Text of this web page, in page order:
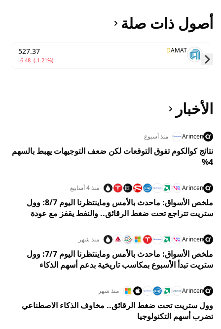
أصول ذات صلة
AMAT
D
527.37
-6.48 (-1.21%)
الأخبار
Arincen منذ أسبوع
نتائج كوالكوم تفوق التوقعات لكن ضعف التوجيهات يهبط بالسهم
4%
Arincen منذ 4 أسابيع
ملخص الأسواق: ماحدث بالأمس وماينتظرنا اليوم 8/7: وول
ستريت تتراجع تحت ضغط الرقائق.. والنفط يقفز مع عودة
Arincen منذ شهر
ملخص الأسواق: ماحدث بالأمس وماينتظرنا اليوم 7/7: وول
ستريت تبدأ الأسبوع بمكاسب تاريخية بدعم أسهم الذكاء
Arincen منذ شهر
وول ستريت تحت ضغط الرقائق.. مخاوف الذكاء الاصطناعي
تضرب أسهم التكنولوجيا